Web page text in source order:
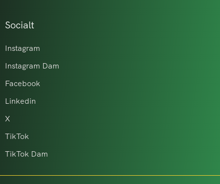
Socialt
Instagram
Instagram Dam
Facebook
Linkedin
X
TikTok
TikTok Dam